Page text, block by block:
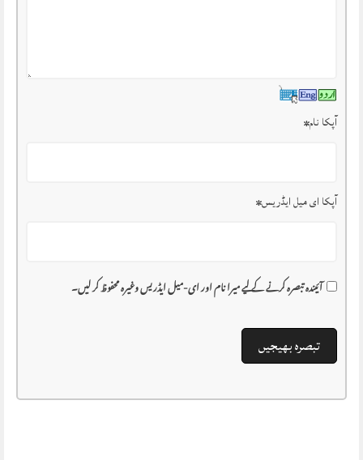
آپکا نام*
آپکا ای میل ایڈریس*
آئیندہ تبصرہ کرنے کے لیے میرا نام اور ای-میل ایڈریس وغیرہ محفوظ کر لیں۔